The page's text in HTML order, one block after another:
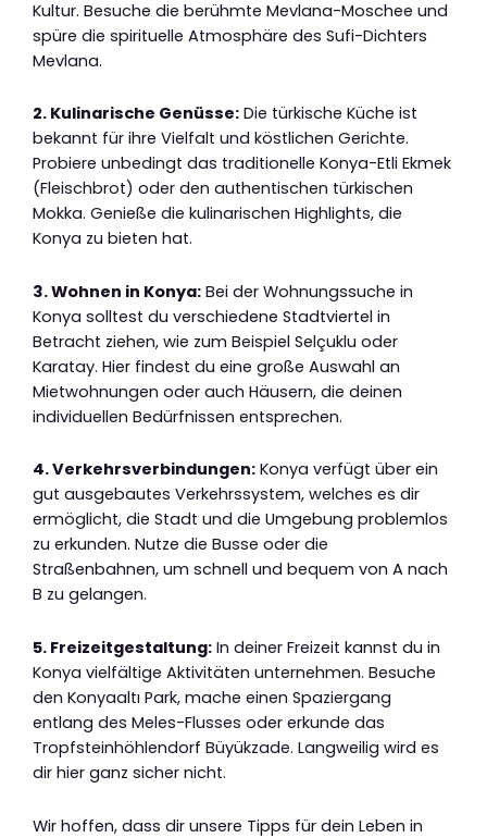
Kultur. Besuche die berühmte Mevlana-Moschee und
spüre die spirituelle Atmosphäre des Sufi-Dichters
Mevlana.
2. Kulinarische Genüsse: Die türkische Küche ist
bekannt für ihre Vielfalt und köstlichen Gerichte.
Probiere unbedingt das traditionelle Konya-Etli Ekmek
(Fleischbrot) oder den authentischen türkischen
Mokka. Genieße die kulinarischen Highlights, die
Konya zu bieten hat.
3. Wohnen in Konya: Bei der Wohnungssuche in
Konya solltest du verschiedene Stadtviertel in
Betracht ziehen, wie zum Beispiel Selçuklu oder
Karatay. Hier findest du eine große Auswahl an
Mietwohnungen oder auch Häusern, die deinen
individuellen Bedürfnissen entsprechen.
4. Verkehrsverbindungen: Konya verfügt über ein
gut ausgebautes Verkehrssystem, welches es dir
ermöglicht, die Stadt und die Umgebung problemlos
zu erkunden. Nutze die Busse oder die
Straßenbahnen, um schnell und bequem von A nach
B zu gelangen.
5. Freizeitgestaltung: In deiner Freizeit kannst du in
Konya vielfältige Aktivitäten unternehmen. Besuche
den Konyaaltı Park, mache einen Spaziergang
entlang des Meles-Flusses oder erkunde das
Tropfsteinhöhlendorf Büyükzade. Langweilig wird es
dir hier ganz sicher nicht.
Wir hoffen, dass dir unsere Tipps für dein Leben in